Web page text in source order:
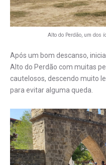
Alto do Perdão, um dos
Após um bom descanso,
Alto do Perdão com muitas
cautelosos, descendo muito
para evitar alguma queda.